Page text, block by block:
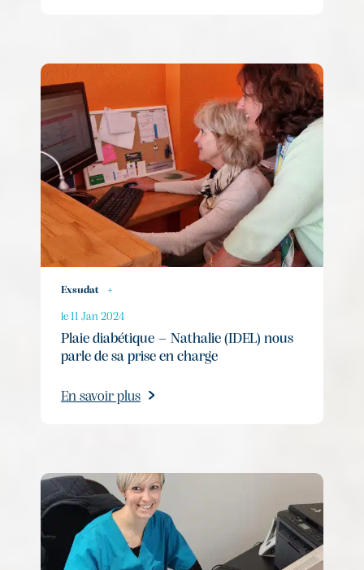
Exsudat +
le 11 Jan 2024
Plaie diabétique – Nathalie (IDEL) nous
parle de sa prise en charge
En savoir plus